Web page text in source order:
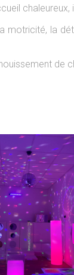
motricité, la
de